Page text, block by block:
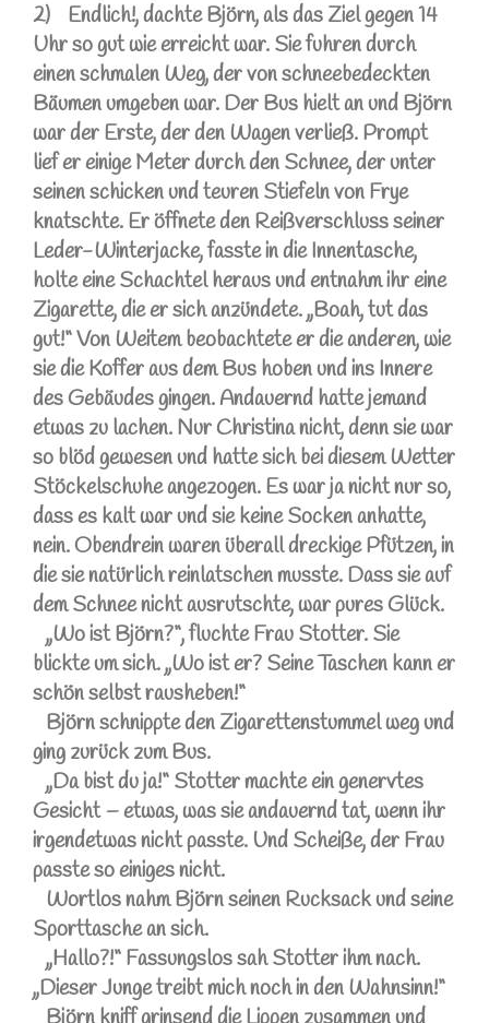
2) Endlich!, dachte Björn, als das Ziel gegen 14
Uhr so gut wie erreicht war. Sie fuhren durch
einen schmalen Weg, der von schneebedeckten
Bäumen umgeben war. Der Bus hielt an und Björn
war der Erste, der den Wagen verließ. Prompt
lief er einige Meter durch den Schnee, der unter
seinen schicken und teuren Stiefeln von Frye
knatschte. Er öffnete den Reißverschluss seiner
Leder-Winterjacke, fasste in die Innentasche,
holte eine Schachtel heraus und entnahm ihr eine
Zigarette, die er sich anzündete. „Boah, tut das
gut!“ Von Weitem beobachtete er die anderen, wie
sie die Koffer aus dem Bus hoben und ins Innere
des Gebäudes gingen. Andauernd hatte jemand
etwas zu lachen. Nur Christina nicht, denn sie war
so blöd gewesen und hatte sich bei diesem Wetter
Stöckelschuhe angezogen. Es war ja nicht nur so,
dass es kalt war und sie keine Socken anhatte,
nein. Obendrein waren überall dreckige Pfützen, in
die sie natürlich reinlatschen musste. Dass sie auf
dem Schnee nicht ausrutschte, war pures Glück.
„Wo ist Björn?“, fluchte Frau Stotter. Sie
blickte um sich. „Wo ist er? Seine Taschen kann er
schön selbst rausheben!“
Björn schnippte den Zigarettenstummel weg und
ging zurück zum Bus.
„Da bist du ja!“ Stotter machte ein genervtes
Gesicht – etwas, was sie andauernd tat, wenn ihr
irgendetwas nicht passte. Und Scheiße, der Frau
passte so einiges nicht.
Wortlos nahm Björn seinen Rucksack und seine
Sporttasche an sich.
„Hallo?!“ Fassungslos sah Stotter ihm nach.
„Dieser Junge treibt mich noch in den Wahnsinn!“